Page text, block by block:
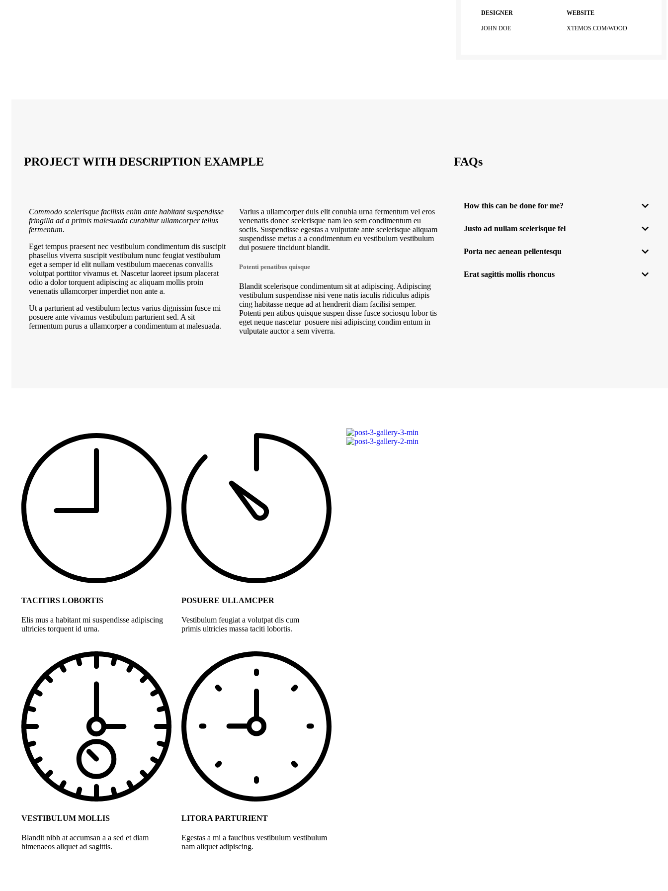
DESIGNER
JOHN DOE
WEBSITE
XTEMOS.COM/WOOD
PROJECT WITH DESCRIPTION EXAMPLE
Commodo scelerisque facilisis enim ante habitant suspendisse
fringilla ad a primis malesuada curabitur ullamcorper tellus
fermentum.
Eget tempus praesent nec vestibulum condimentum dis suscipit
phasellus viverra suscipit vestibulum nunc feugiat vestibulum
eget a semper id elit nullam vestibulum maecenas convallis
volutpat porttitor vivamus et. Nascetur laoreet ipsum placerat
odio a dolor torquent adipiscing ac aliquam mollis proin
venenatis ullamcorper imperdiet non ante a.
Ut a parturient ad vestibulum lectus varius dignissim fusce mi
posuere ante vivamus vestibulum parturient sed. A sit
fermentum purus a ullamcorper a condimentum at malesuada.
Varius a ullamcorper duis elit conubia urna fermentum vel eros
venenatis donec scelerisque nam leo sem condimentum eu
sociis. Suspendisse egestas a vulputate ante scelerisque aliquam
suspendisse metus a a condimentum eu vestibulum vestibulum
dui posuere tincidunt blandit.
Potenti penatibus quisque
Blandit scelerisque condimentum sit at adipiscing. Adipiscing
vestibulum suspendisse nisi vene natis iaculis ridiculus adipis
cing habitasse neque ad at hendrerit diam facilisi semper.
Potenti pen atibus quisque suspen disse fusce sociosqu lobor tis
eget neque nascetur posuere nisi adipiscing condim entum in
vulputate auctor a sem viverra.
FAQs
How this can be done for me?
Justo ad nullam scelerisque fel
Porta nec aenean pellentesqu
Erat sagittis mollis rhoncus
TACITIRS LOBORTIS
Elis mus a habitant mi suspendisse adipiscing
ultricies torquent id urna.
VESTIBULUM MOLLIS
Blandit nibh at accumsan a a sed et diam
himenaeos aliquet ad sagittis.
POSUERE ULLAMCPER
Vestibulum feugiat a volutpat dis cum
primis ultricies massa taciti lobortis.
LITORA PARTURIENT
Egestas a mi a faucibus vestibulum vestibulum
nam aliquet adipiscing.